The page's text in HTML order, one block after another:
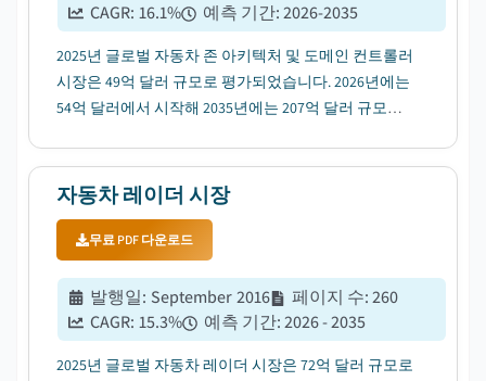
CAGR: 16.1% 예측 기간:2026-2035
2025년 글로벌 자동차 존 아키텍처 및 도메인 컨트롤러
시장은 49억 달러 규모로 평가되었습니다. 2026년에는
54억 달러에서 시작해 2035년에는 207억 달러 규모로
자동차 레이더 시장
무료 PDF 다운로드
발행일: September 2016 페이지 수:260
CAGR: 15.3% 예측 기간:2026 - 2035
2025년 글로벌 자동차 레이더 시장은 72억 달러 규모로